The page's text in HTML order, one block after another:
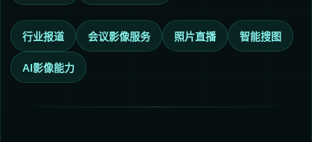
行业报道 会议影像服务 照片直播 智能搜图
AI影像能力